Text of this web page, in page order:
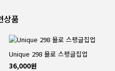
상품
Unique 298 욜로 스팽글집업
36,000원